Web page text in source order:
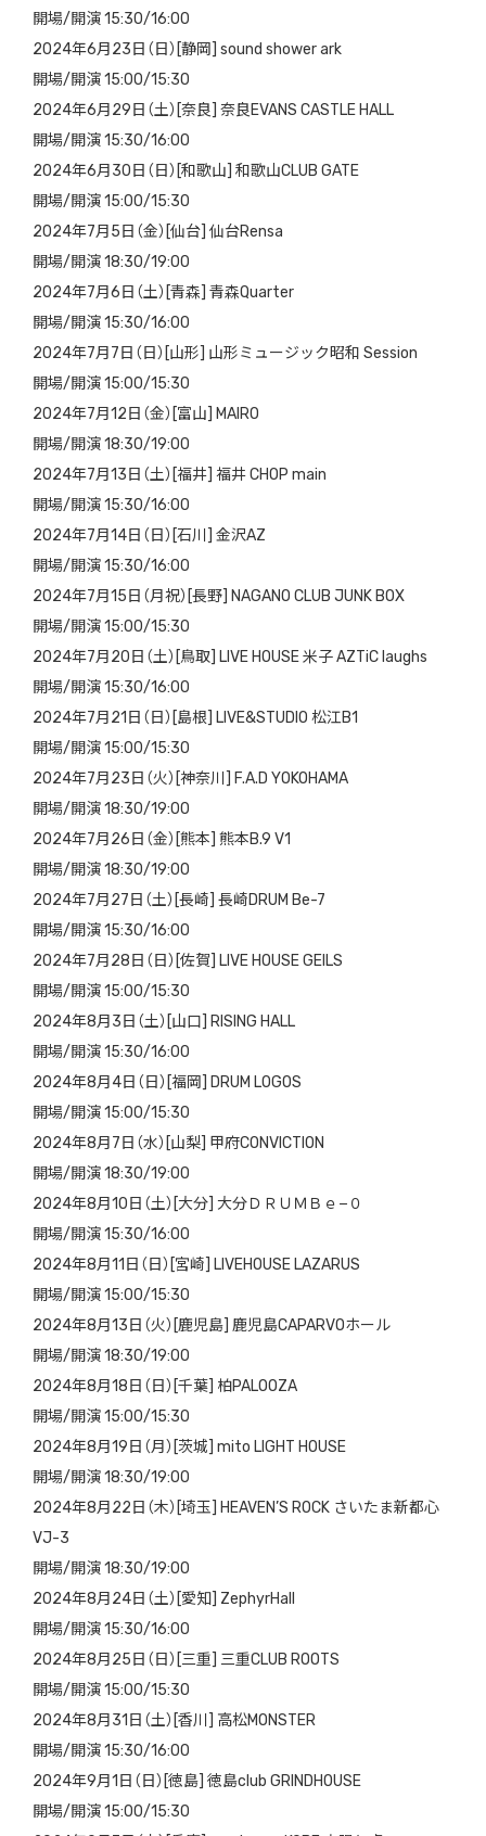
開場/開演 15:30/16:00
2024年6月23日（日）[静岡] sound shower ark
開場/開演 15:00/15:30
2024年6月29日（土）[奈良] 奈良EVANS CASTLE HALL
開場/開演 15:30/16:00
2024年6月30日（日）[和歌山] 和歌山CLUB GATE
開場/開演 15:00/15:30
2024年7月5日（金）[仙台] 仙台Rensa
開場/開演 18:30/19:00
2024年7月6日（土）[青森] 青森Quarter
開場/開演 15:30/16:00
2024年7月7日（日）[山形] 山形ミュージック昭和 Session
開場/開演 15:00/15:30
2024年7月12日（金）[富山] MAIRO
開場/開演 18:30/19:00
2024年7月13日（土）[福井] 福井 CHOP main
開場/開演 15:30/16:00
2024年7月14日（日）[石川] 金沢AZ
開場/開演 15:30/16:00
2024年7月15日（月祝）[長野] NAGANO CLUB JUNK BOX
開場/開演 15:00/15:30
2024年7月20日（土）[鳥取] LIVE HOUSE 米子 AZTiC laughs
開場/開演 15:30/16:00
2024年7月21日（日）[島根] LIVE&STUDIO 松江B1
開場/開演 15:00/15:30
2024年7月23日（火）[神奈川] F.A.D YOKOHAMA
開場/開演 18:30/19:00
2024年7月26日（金）[熊本] 熊本B.9 V1
開場/開演 18:30/19:00
2024年7月27日（土）[長崎] 長崎DRUM Be-7
開場/開演 15:30/16:00
2024年7月28日（日）[佐賀] LIVE HOUSE GEILS
開場/開演 15:00/15:30
2024年8月3日（土）[山口] RISING HALL
開場/開演 15:30/16:00
2024年8月4日（日）[福岡] DRUM LOGOS
開場/開演 15:00/15:30
2024年8月7日（水）[山梨] 甲府CONVICTION
開場/開演 18:30/19:00
2024年8月10日（土）[大分] 大分ＤＲＵＭＢｅ−０
開場/開演 15:30/16:00
2024年8月11日（日）[宮崎] LIVEHOUSE LAZARUS
開場/開演 15:00/15:30
2024年8月13日（火）[鹿児島] 鹿児島CAPARVOホール
開場/開演 18:30/19:00
2024年8月18日（日）[千葉] 柏PALOOZA
開場/開演 15:00/15:30
2024年8月19日（月）[茨城] mito LIGHT HOUSE
開場/開演 18:30/19:00
2024年8月22日（木）[埼玉] HEAVEN’S ROCK さいたま新都心
VJ-3
開場/開演 18:30/19:00
2024年8月24日（土）[愛知] ZephyrHall
開場/開演 15:30/16:00
2024年8月25日（日）[三重] 三重CLUB ROOTS
開場/開演 15:00/15:30
2024年8月31日（土）[香川] 高松MONSTER
開場/開演 15:30/16:00
2024年9月1日（日）[徳島] 徳島club GRINDHOUSE
開場/開演 15:00/15:30